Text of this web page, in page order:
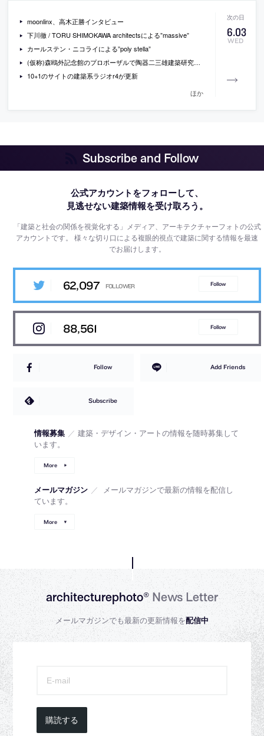
6.03
WED
moonlinx、高木正勝インタビュー
下川徹 / TORU SHIMOKAWA architectsによる”massive”
カールステン・ニコライによる”poly stella”
(仮称)森鴎外記念館のプロポーザルで陶器二三雄建築研究所が最優秀者に
10+1のサイトの建築系ラジオr4が更新
ほか
Subscribe and Follow
公式アカウントをフォローして、
見逃せない建築情報を受け取ろう。
「建築と社会の関係を視覚化する」メディア、アーキテクチャーフォトの公式
アカウントです。様々な切り口による複眼的視点で建築に関する情報を最速
でお届けします。
62,097 Follow
88,561 Follow
Follow Add Friends
Subscribe
情報募集 ／ 建築・デザイン・アートの情報を随時募集して
います。
More
メールマガジン ／
メールマガジンで最新の情報を配信し
ています。
More
architecturephoto®News Letter
メールマガジンでも最新の更新情報を配信中
購読する